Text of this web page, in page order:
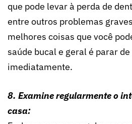
que pode levar à perda de
entre outros problemas
melhores coisas que você
saúde bucal e geral é parar
imediatamente.
8. Examine regularmente o
casa: